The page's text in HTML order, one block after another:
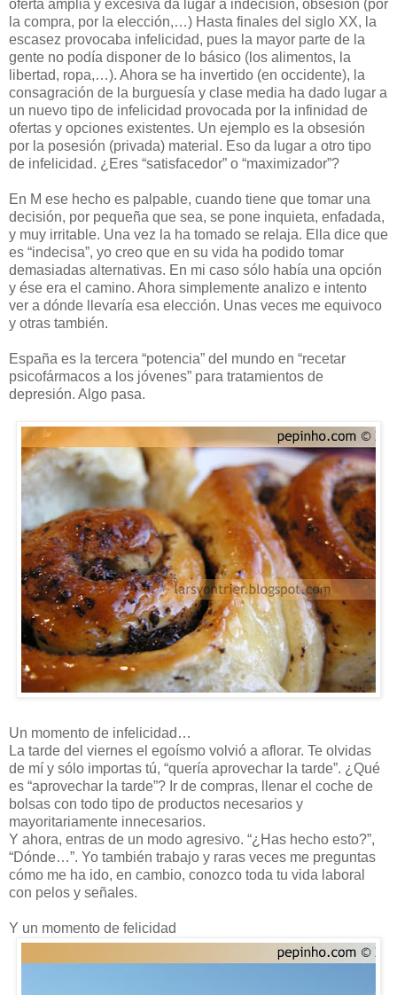
oferta amplia y excesiva da lugar a indecisión, obsesión (por
la compra, por la elección,…) Hasta finales del siglo XX, la
escasez provocaba infelicidad, pues la mayor parte de la
gente no podía disponer de lo básico (los alimentos, la
libertad, ropa,…). Ahora se ha invertido (en occidente), la
consagración de la burguesía y clase media ha dado lugar a
un nuevo tipo de infelicidad provocada por la infinidad de
ofertas y opciones existentes. Un ejemplo es la obsesión
por la posesión (privada) material. Eso da lugar a otro tipo
de infelicidad. ¿Eres “satisfacedor” o “maximizador”?
En M ese hecho es palpable, cuando tiene que tomar una
decisión, por pequeña que sea, se pone inquieta, enfadada,
y muy irritable. Una vez la ha tomado se relaja. Ella dice que
es “indecisa”, yo creo que en su vida ha podido tomar
demasiadas alternativas. En mi caso sólo había una opción
y ése era el camino. Ahora simplemente analizo e intento
ver a dónde llevaría esa elección. Unas veces me equivoco
y otras también.
España es la tercera “potencia” del mundo en “recetar
psicofármacos a los jóvenes” para tratamientos de
depresión. Algo pasa.
Un momento de infelicidad…
La tarde del viernes el egoísmo volvió a aflorar. Te olvidas
de mí y sólo importas tú, “quería aprovechar la tarde”. ¿Qué
es “aprovechar la tarde”? Ir de compras, llenar el coche de
bolsas con todo tipo de productos necesarios y
mayoritariamente innecesarios.
Y ahora, entras de un modo agresivo. “¿Has hecho esto?”,
“Dónde…”. Yo también trabajo y raras veces me preguntas
cómo me ha ido, en cambio, conozco toda tu vida laboral
con pelos y señales.
Y un momento de felicidad